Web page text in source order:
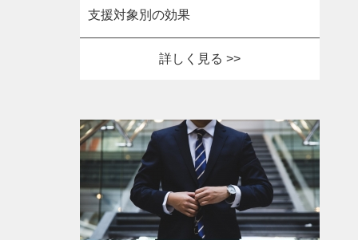
支援対象別の効果
詳しく見る >>